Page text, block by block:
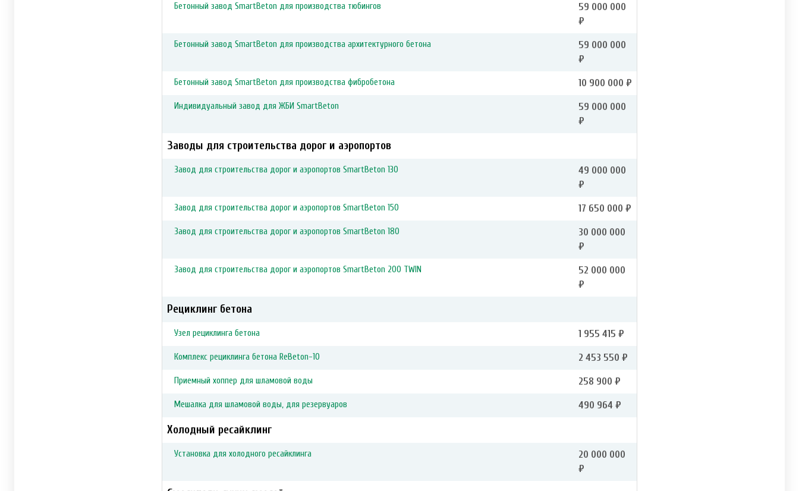
Бетонный завод SmartBeton для производства тюбингов
59 000 000
₽
Бетонный завод SmartBeton для производства архитектурного бетона
59 000 000
₽
Бетонный завод SmartBeton для производства фибробетона 10 900 000 ₽
Индивидуальный завод для ЖБИ SmartBeton
59 000 000
₽
Заводы для строительства дорог и аэропортов
Завод для строительства дорог и аэропортов SmartBeton 130
49 000 000
₽
Завод для строительства дорог и аэропортов SmartBeton 150 17 650 000 ₽
Завод для строительства дорог и аэропортов SmartBeton 180
30 000 000
₽
Завод для строительства дорог и аэропортов SmartBeton 200 TWIN
52 000 000
₽
Рециклинг бетона
Узел рециклинга бетона 1 955 415 ₽
Комплекс рециклинга бетона ReBeton-10 2 453 550 ₽
Приемный хоппер для шламовой воды 258 900 ₽
Мешалка для шламовой воды, для резервуаров 490 964 ₽
Холодный ресайклинг
Установка для холодного ресайклинга
20 000 000
₽